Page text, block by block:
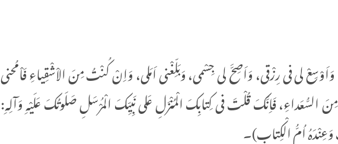
وَاَوْسِعْ لی فی رِزْقی، وَاَصِحَّ لی جِسْمی، وَبَلِّغْنی اَمَلی، وَاِنْ كُنْتُ مِنَ الاْشْقِیاءِ فَاْمُحنی
السُّعَداءِ، فَاِنَّكَ قُلْتَ فی كِتابِكَ الْمُنْزَلِ عَلى نَبِيِّكَ الْمُرْسَلِ صَلَوتُكَ عَلَيْهِ وَآلِهِ:
وَعِنْدَهُ اُمُّ الْكِتابِ)۔